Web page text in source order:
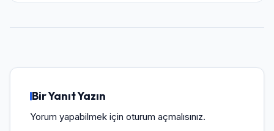
Bir Yanıt Yazın
Yorum yapabilmek için oturum açmalısınız.